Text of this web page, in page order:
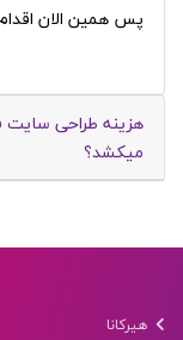
پس همین الان
هزینه طراحی
میکشد؟
هیرکانا